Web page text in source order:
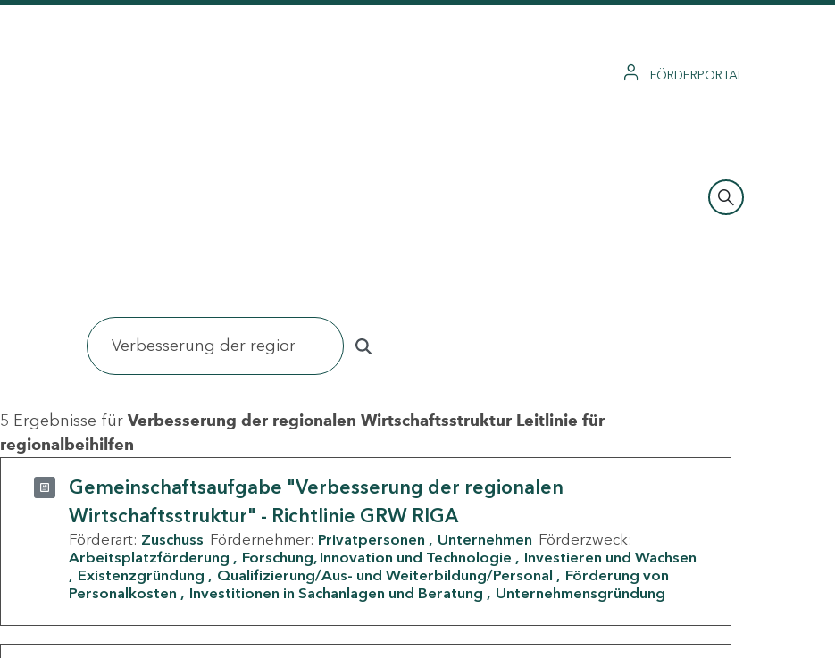
FÖRDERPORTAL
5 Ergebnisse für Verbesserung der regionalen Wirtschaftsstruktur Leitlinie für
regionalbeihilfen
Gemeinschaftsaufgabe "Verbesserung der regionalen
Wirtschaftsstruktur" - Richtlinie GRW RIGA
Förderart: Zuschuss Fördernehmer: Privatpersonen Unternehmen Förderzweck:
Arbeitsplatzförderung
Forschung, Innovation und Technologie
Investieren und Wachsen
Existenzgründung
Qualifizierung/Aus- und Weiterbildung/Personal
Förderung von
Personalkosten
Investitionen in Sachanlagen und Beratung Unternehmensgründung